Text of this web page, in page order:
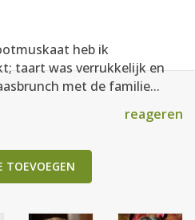
heb ik
taart was verrukkelijk en
met de familie...
reageren
TOEVOEGEN